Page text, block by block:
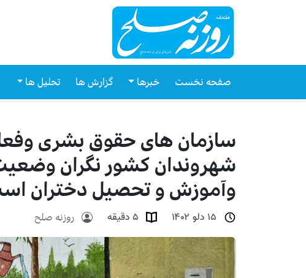
صفحه نخست خبرها گزارش ها تحلیل ها
سازمان های حقوق بشری
شهروندان کشور نگران
وآموزش و تحصیل دختران
۱۵ دلو ۱۴۰۲ ۵ دقیقه روزنه صلح